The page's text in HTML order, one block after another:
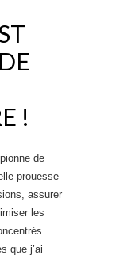
!
de
prouesse
assurer
les
que j’ai